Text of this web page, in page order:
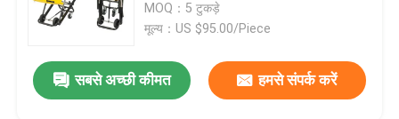
MOQ：5 टुकड़े
मूल्य：US $95.00/Piece
सबसे अच्छी कीमत हमसे संपर्क करें